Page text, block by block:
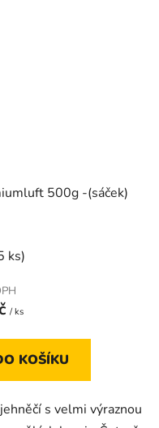
500g -(sáček)
ks)
/ ks
KOŠÍKU
s velmi výraznou